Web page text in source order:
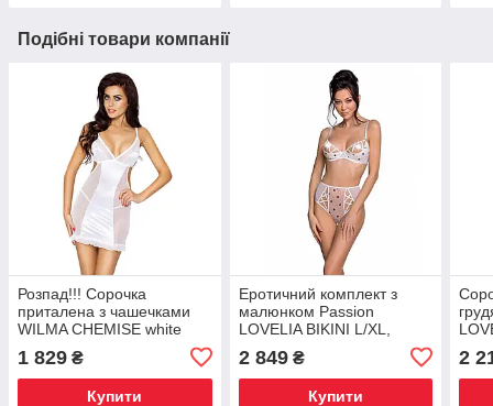
Подібні товари компанії
Розпад!!! Сорочка
приталена з чашечками
WILMA CHEMISE white
L/XL — Passion, трусики,
Київ
1 829 ₴
Купити
Еротичний комплект з
малюнком Passion
LOVELIA BIKINI L/XL,
2 849₴
Купити
2